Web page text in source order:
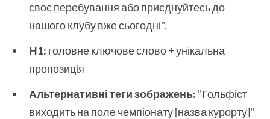
своє перебування або приєднуйтесь до
нашого клубу вже сьогодні".
H1: головне ключове слово + унікальна
пропозиція
Альтернативні теги зображень: "Гольфіст
виходить на поле чемпіонату [назва курорту]"